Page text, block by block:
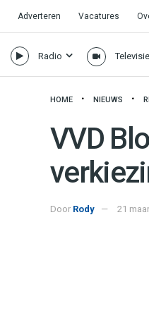
Adverteren Vacatures
Radio Televisie
HOME NIEUWS
VVD
Door Rody 21